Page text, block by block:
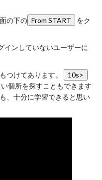
の下の From START
をク
インしていないユーザーに
つけてあります。 10s>
個所を探すこともできます
、十分に学習できると思い